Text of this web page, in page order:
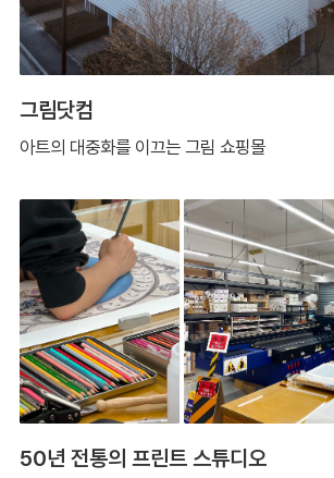
그림닷컴
아트의 대중화를 이끄는 그림 쇼핑몰
50년 전통의 프린트 스튜디오